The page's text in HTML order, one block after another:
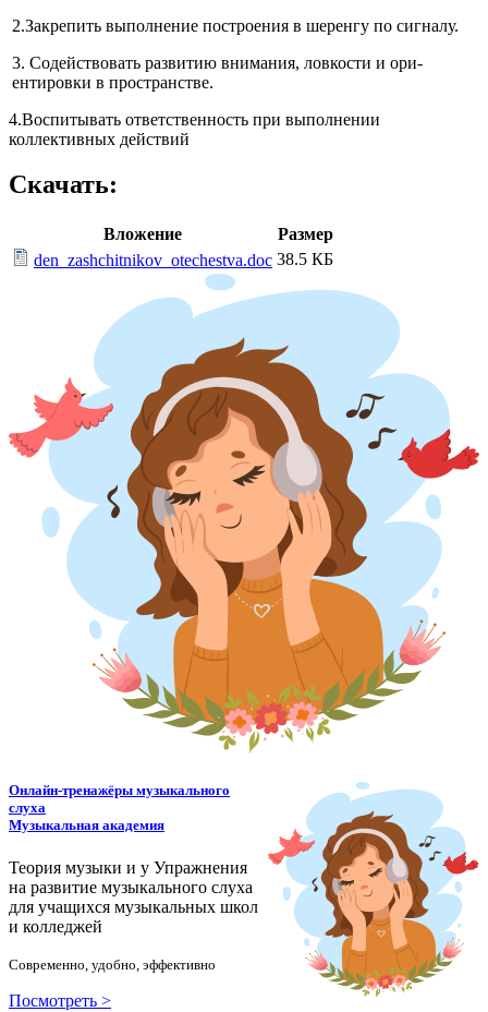
2.Закрепить выполнение построения в шеренгу по сиг­налу.
3. Содействовать развитию внимания, ловкости и ори­
ентировки в пространстве.
4.Воспитывать ответственность при выполнении
коллективных действий
Скачать:
Вложение
Размер
den_zashchitnikov_otechestva.doc 38.5 КБ
Онлайн-тренажёры музыкального
слуха
Музыкальная академия
Теория музыки и у Упражнения
на развитие музыкального слуха
для учащихся музыкальных школ
и колледжей
Современно, удобно, эффективно
Посмотреть >